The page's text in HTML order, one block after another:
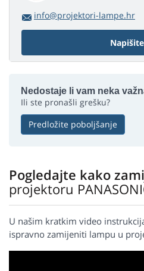
info@projektori-lampe.hr
Nedostaje li vam neka
Ili ste pronašli grešku?
Predložite poboljšanje
Pogledajte kako
projektoru
U našim kratkim video
ispravno zamijeniti lampu u